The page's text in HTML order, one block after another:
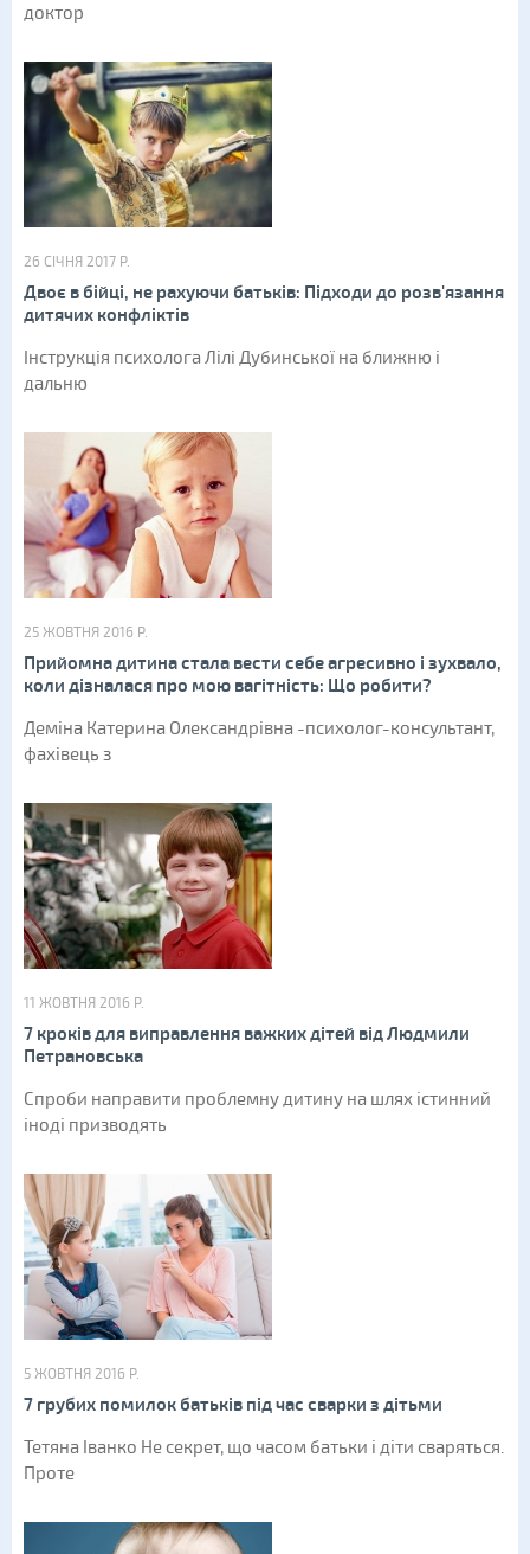
доктор
26 СІЧНЯ 2017 Р.
Двоє в бійці, не рахуючи батьків: Підходи до розв'язання
дитячих конфліктів
Інструкція психолога Лілі Дубинської на ближню і
дальню
25 ЖОВТНЯ 2016 Р.
Прийомна дитина стала вести себе агресивно і зухвало,
коли дізналася про мою вагітність: Що робити?
Деміна Катерина Олександрівна -психолог-консультант,
фахівець з
11 ЖОВТНЯ 2016 Р.
7 кроків для виправлення важких дітей від Людмили
Петрановська
Спроби направити проблемну дитину на шлях істинний
іноді призводять
5 ЖОВТНЯ 2016 Р.
7 грубих помилок батьків під час сварки з дітьми
Тетяна Іванко Не секрет, що часом батьки і діти сваряться.
Проте